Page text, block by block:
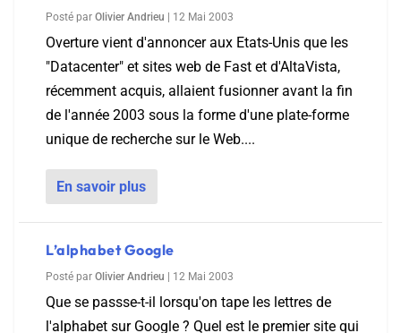
Posté par Olivier Andrieu 12 Mai 2003
Overture vient d'annoncer aux Etats-Unis que les
"Datacenter" et sites web de Fast et d'AltaVista,
récemment acquis, allaient fusionner avant la fin
de l'année 2003 sous la forme d'une plate-forme
unique de recherche sur le Web....
En savoir plus
L’alphabet Google
Posté par Olivier Andrieu 12 Mai 2003
Que se passse-t-il lorsqu'on tape les lettres de
l'alphabet sur Google ? Quel est le premier site qui